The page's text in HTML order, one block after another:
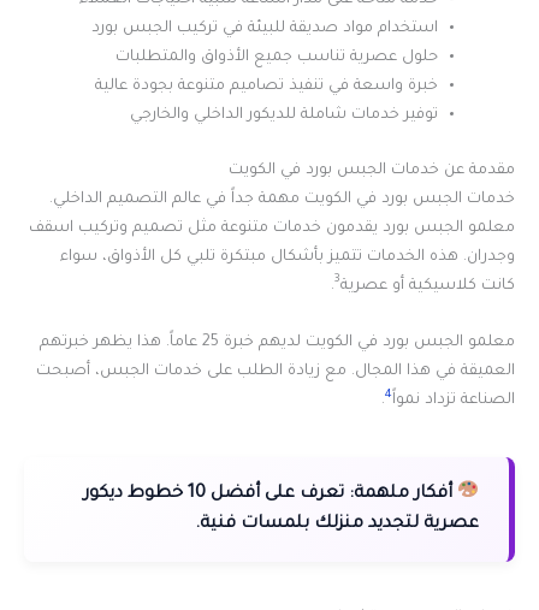
استخدام مواد صديقة للبيئة في تركيب الجبس بورد
حلول عصرية تناسب جميع الأذواق والمتطلبات
خبرة واسعة في تنفيذ تصاميم متنوعة بجودة عالية
توفير خدمات شاملة للديكور الداخلي والخارجي
مقدمة عن خدمات الجبس بورد في الكويت
خدمات الجبس بورد في الكويت مهمة جداً في عالم التصميم الداخلي.
معلمو الجبس بورد يقدمون خدمات متنوعة مثل تصميم وتركيب اسقف
وجدران. هذه الخدمات تتميز بأشكال مبتكرة تلبي كل الأذواق، سواء
كانت كلاسيكية أو عصرية3
.
معلمو الجبس بورد في الكويت لديهم خبرة 25 عاماً. هذا يظهر خبرتهم
العميقة في هذا المجال. مع زيادة الطلب على خدمات الجبس، أصبحت
الصناعة تزداد نمواً4
.
أفكار ملهمة:
تعرف على أفضل 10 خطوط ديكور
عصرية لتجديد منزلك بلمسات فنية.